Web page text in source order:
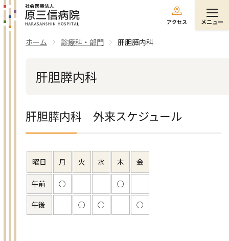
アクセス メニュー
ホーム 診療科・部門 肝胆膵内科
肝胆膵内科
肝胆膵内科 外来スケジュール
曜日 月 火 水 木 金
午前 ○ ○
午後 ○ ○ ○